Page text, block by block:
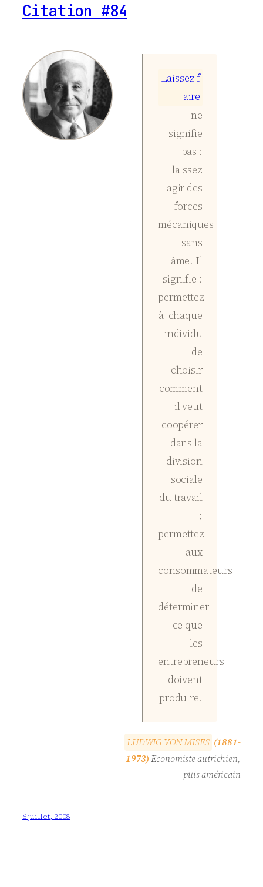
Citation #84
Laissezf
aire
ne
signifie
pas :
laissez
agir des
forces
mécaniques
sans
âme. Il
signifie :
permettez
à chaque
individu
de
choisir
comment
il veut
coopérer
dans la
division
sociale
du travail
;
permettez
aux
consommateurs
de
déterminer
ce que
les
entrepreneurs
doivent
produire.
LUDWIGVONMISES (1881-
1973)Economiste autrichien,
puis américain
6 juillet, 2008